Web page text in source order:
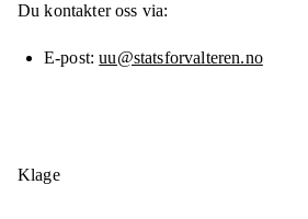
Du kontakter oss via:
E-post uu@statsforvalteren.no
Klage